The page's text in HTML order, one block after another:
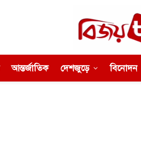
আন্তর্জাতিক দেশজুড়ে বিনোদন